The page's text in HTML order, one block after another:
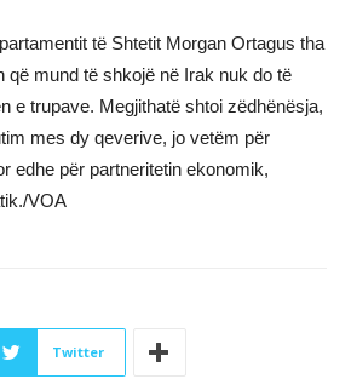
të Shtetit Morgan Ortagus tha
që mund të shkojë në Irak nuk do të
e trupave. Megjithatë shtoi zëdhënësja,
mes dy qeverive, jo vetëm për
edhe për partneritetin ekonomik,
VOA
Twitter